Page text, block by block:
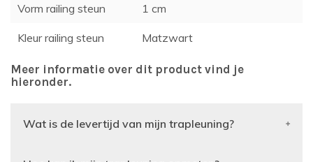
Vorm railing steun 1 cm
Kleur railing steun Matzwart
Meer informatie over dit product vind je
hieronder.
Wat is de levertijd van mijn trapleuning?